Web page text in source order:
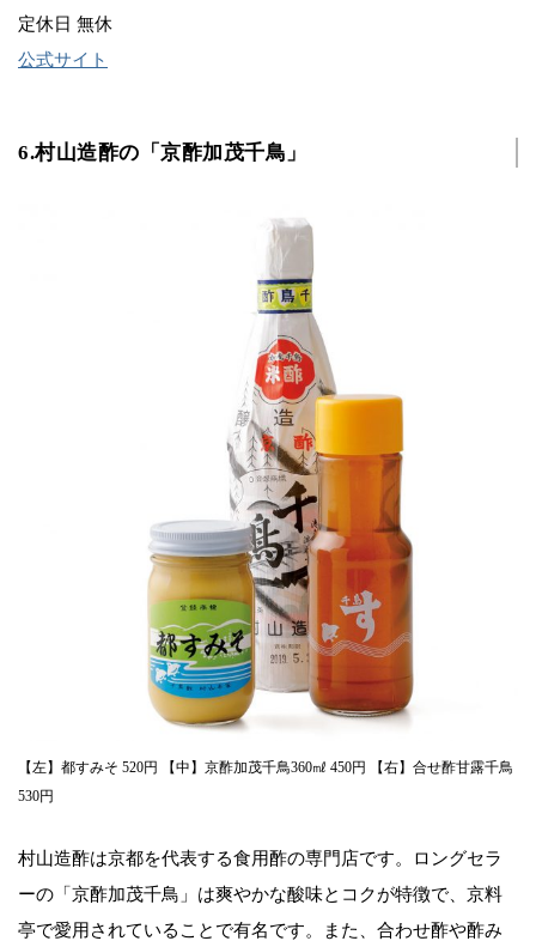
定休日 無休
公式サイト
6.村山造酢の「京酢加茂千鳥」
【左】都すみそ 520円 【中】京酢加茂千鳥360㎖ 450円 【右】合せ酢甘露千鳥
530円
村山造酢は京都を代表する食用酢の専門店です。ロングセラ
ーの「京酢加茂千鳥」は爽やかな酸味とコクが特徴で、京料
亭で愛用されていることで有名です。また、合わせ酢や酢み